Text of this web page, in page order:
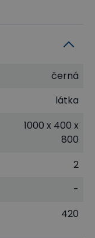
černá
látka
1000 x 400 x
800
2
-
420